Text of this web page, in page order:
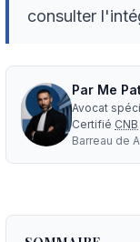
consulter
Par Me
Avocat
Certifié CNB
Barreau de